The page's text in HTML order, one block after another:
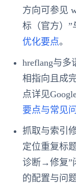
方向可参见
标（官方）”
优化要点。
hreflang与多
相指向且成
点详见
要点与常见
抓取与索引
定位重复标
诊断→修复”
的配置与问